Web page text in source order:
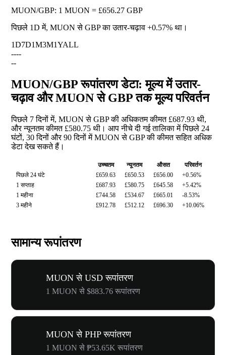
MUON/GBP: 1 MUON = £656.27 GBP
पिछले 1D में, MUON से GBP का उतार-चढ़ाव +0.57% था।
1D7D1M3M1YALL
----
--
MUON/GBP रूपांतरण डेटा: मूल्य में उतार-
चढ़ाव और MUON से GBP तक मूल्य परिवर्तन
पिछले 7 दिनों में, MUON से GBP की अधिकतम कीमत £687.93 थी,
और न्यूनतम कीमत £580.75 थी। आप नीचे दी गई तालिका में पिछले 24
घंटों, 30 दिनों और 90 दिनों में MUON से GBP की कीमत सहित अधिक
डेटा देख सकते हैं।
उच्चतम न्यूनतम औसत
परिवर्तन
पिछले 24 घंटे
£659.63 £650.53 £656.00
+0.56%
1 सप्ताह
£687.93 £580.75 £645.58
+5.42%
1 महीना
£744.58 £534.67 £665.01
-8.53%
3 महीने
£912.78 £512.12 £696.30 +10.06%
सामान्य रूपांतरण
MUON से USD रूपांतरण
1 MUON से $883.76 रूपांतरण
MUON से PHP रूपांतरण
1 MUON से ₱53.65K रूपांतरण